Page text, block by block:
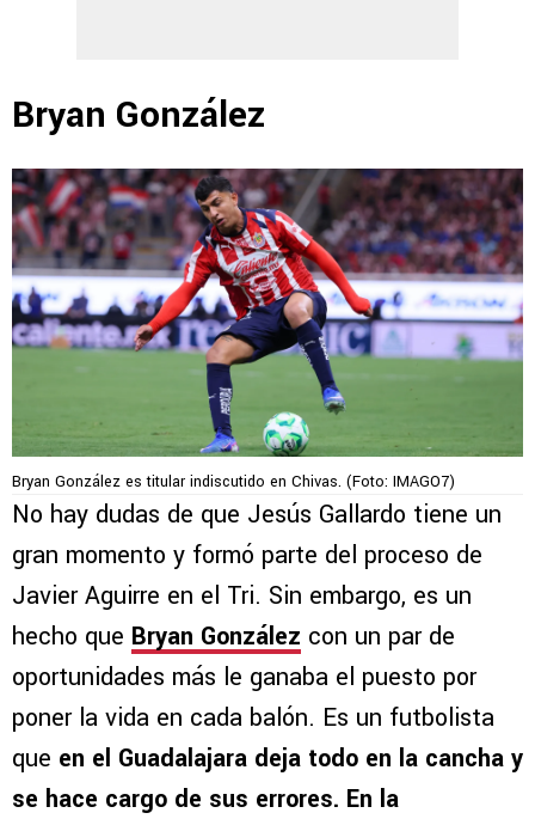
Bryan González
Bryan González es titular indiscutido en Chivas. (Foto: IMAGO7)
No hay dudas de que Jesús Gallardo tiene un
gran momento y formó parte del proceso de
Javier Aguirre en el Tri. Sin embargo, es un
hecho que Bryan González con un par de
oportunidades más le ganaba el puesto por
poner la vida en cada balón. Es un futbolista
que en el Guadalajara deja todo en la cancha y
se hace cargo de sus errores. En la